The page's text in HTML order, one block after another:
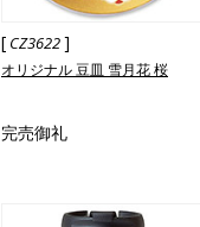
[ CZ3622]
オリジナル 豆皿 雪月花 桜
完売御礼